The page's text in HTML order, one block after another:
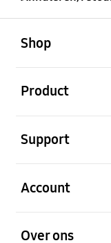
Shop
Product
Support
Account
Over ons